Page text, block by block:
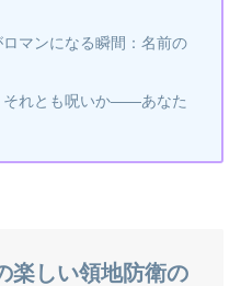
マンになる瞬間：名前の
それとも呪いか――あなた
楽しい領地防衛の